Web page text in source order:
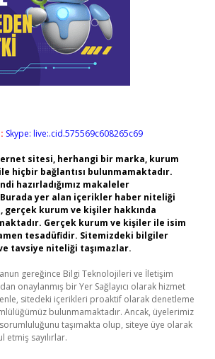
Skype: live:.cid.575569c608265c69
sitesi, herhangi bir marka, kurum
hiçbir bağlantısı bulunmamaktadır.
hazırladığımız makaleler
Burada yer alan içerikler haber niteliği
gerçek kurum ve kişiler hakkında
Gerçek kurum ve kişiler ile isim
tesadüfidir. Sitemizdeki bilgiler
tavsiye niteliği taşımazlar.
gereğince Bilgi Teknolojileri ve İletişim
onaylanmış bir Yer Sağlayıcı olarak hizmet
sitedeki içerikleri proaktif olarak denetleme
bulunmamaktadır. Ancak, üyelerimiz
taşımakta olup, siteye üye olarak
etmiş sayılırlar.